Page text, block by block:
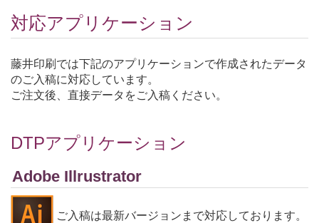
対応アプリケーション
藤井印刷では下記のアプリケーションで作成されたデータ
のご入稿に対応しています。
ご注文後、直接データをご入稿ください。
DTPアプリケーション
Adobe Illrustrator
ご入稿は最新バージョンまで対応しております。